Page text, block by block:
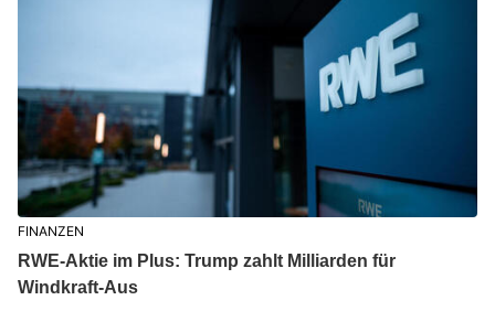
FINANZEN
RWE-Aktie im Plus: Trump zahlt Milliarden für
Windkraft-Aus